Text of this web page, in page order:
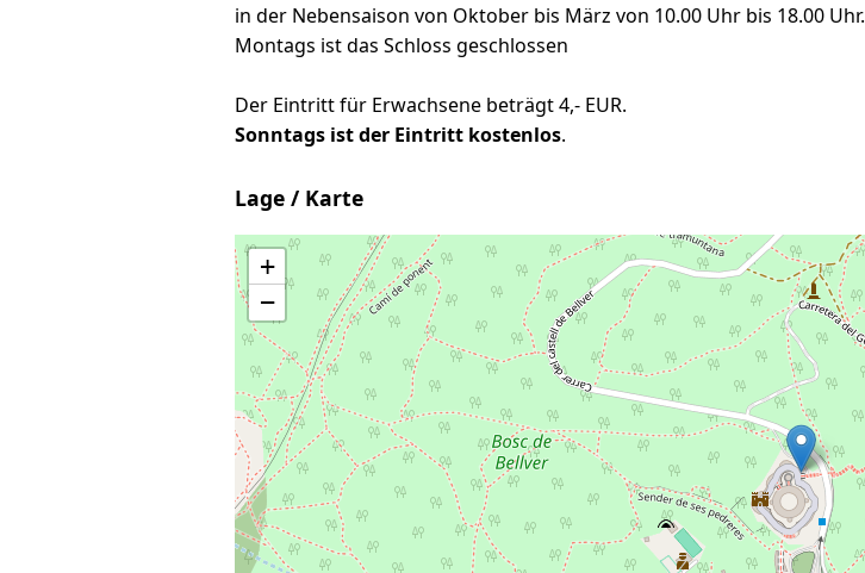
in der Nebensaison von Oktober bis März von 10.00 Uhr bis 18.00 Uhr.
Montags ist das Schloss geschlossen
Der Eintritt für Erwachsene beträgt 4,- EUR.
Sonntags ist der Eintritt kostenlos.
Lage / Karte
+
−